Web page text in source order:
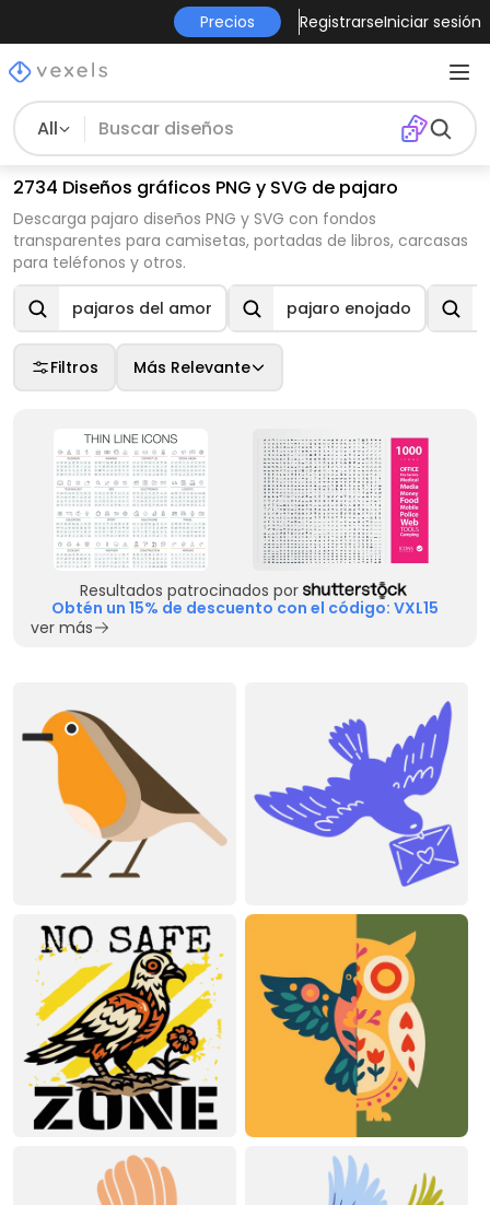
Precios RegistrarseIniciar sesión
All
2734 Diseños gráficos PNG y SVG de pajaro
Descarga pajaro diseños PNG y SVG con fondos
transparentes para camisetas, portadas de libros, carcasas
para teléfonos y otros.
pajaros del amor pajaro enojado
Filtros Más Relevante
Resultados patrocinados por
Obtén un 15% de descuento con el código: VXL15
ver más